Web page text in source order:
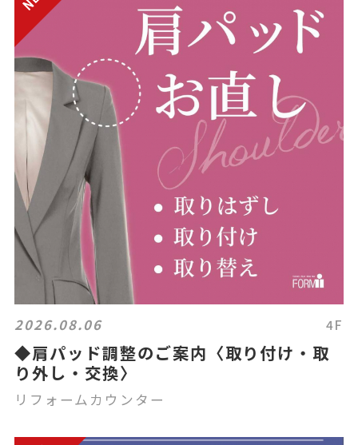
2026.08.06 4F
◆肩パッド調整のご案内〈取り付け・取
り外し・交換〉
リフォームカウンター